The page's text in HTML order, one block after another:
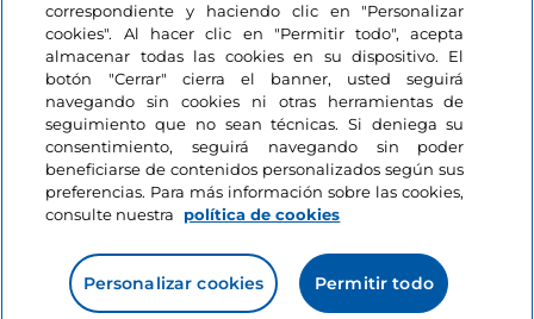
correspondiente y haciendo clic en "Personalizar
cookies". Al hacer clic en "Permitir todo", acepta
almacenar todas las cookies en su dispositivo. El
botón "Cerrar" cierra el banner, usted seguirá
navegando sin cookies ni otras herramientas de
seguimiento que no sean técnicas. Si deniega su
consentimiento, seguirá navegando sin poder
beneficiarse de contenidos personalizados según sus
preferencias. Para más información sobre las cookies,
consulte nuestra
política de cookies
Personalizar cookies Permitir todo